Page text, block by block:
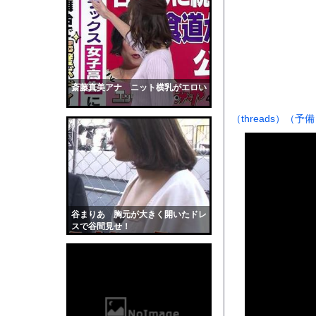
斎藤真美アナ ニット横乳がエロい
谷まりあ 胸元が大きく開いたドレ
スで谷間見せ！
「48時間以内にトラ
（threads） （予備